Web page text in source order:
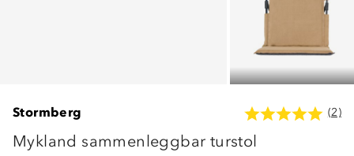
Stormberg (2)
Mykland sammenleggbar turstol